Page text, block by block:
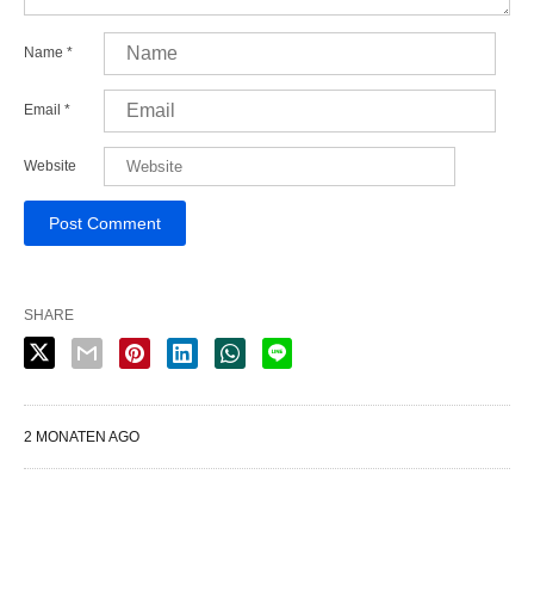
Name *
Email *
Website
SHARE
2 MONATEN AGO